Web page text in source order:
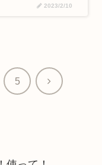
2023/2/10
5 次